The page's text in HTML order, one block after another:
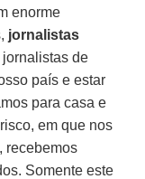
enorme
jornalistas
de
país e estar
para casa e
em que nos
recebemos
Somente este